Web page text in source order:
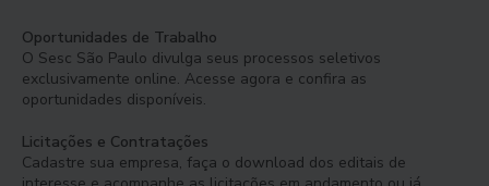
Oportunidades de Trabalho
O Sesc São Paulo divulga seus processos seletivos
exclusivamente online. Acesse agora e confira as
oportunidades disponíveis.
Licitações e Contratações
Cadastre sua empresa, faça o download dos editais de